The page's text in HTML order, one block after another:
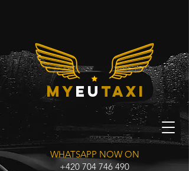
Myeu taxi
WHATSAPP NOW ON
+420 704 746 490